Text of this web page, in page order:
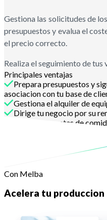
Gestiona las solicitudes de
presupuestos y evalua el
el precio correcto.
Realiza el seguimiento de tus
Principales ventajas
Prepara presupuestos y
asociacion con tu base de
Gestiona el alquiler de
Dirige tu negocio por su
facturacion y costes de
Con Melba
Acelera tu produccion